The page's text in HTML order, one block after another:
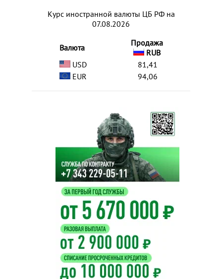
Курс иностранной валюты ЦБ РФ на
07.08.2026
Валюта
Продажа
RUB
USD
81,41
EUR
94,06